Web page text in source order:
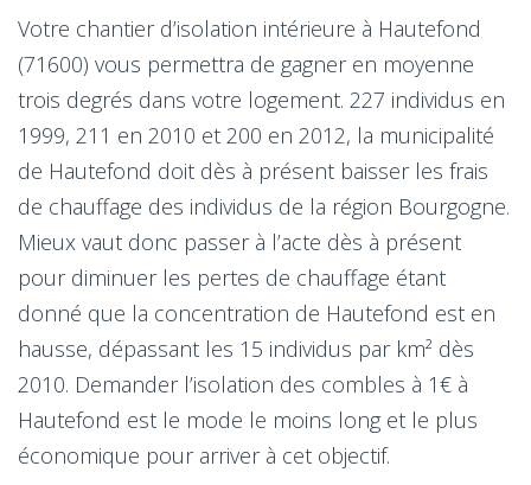
Votre chantier d’isolation intérieure à Hautefond
(71600) vous permettra de gagner en moyenne
trois degrés dans votre logement. 227 individus en
1999, 211 en 2010 et 200 en 2012, la municipalité
de Hautefond doit dès à présent baisser les frais
de chauffage des individus de la région Bourgogne.
Mieux vaut donc passer à l’acte dès à présent
pour diminuer les pertes de chauffage étant
donné que la concentration de Hautefond est en
hausse, dépassant les 15 individus par km² dès
2010. Demander l’isolation des combles à 1€ à
Hautefond est le mode le moins long et le plus
économique pour arriver à cet objectif.